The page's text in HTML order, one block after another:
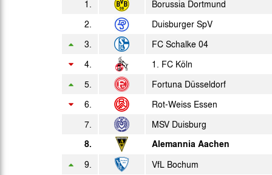
Sa. 01.06.1957
Mo. 10.06.1957
So. 30.06.1957
1. Borussia Dortmund
2. Duisburger SpV
3. FC Schalke 04
4. 1. FC Köln
5. Fortuna Düsseldorf
6. Rot-Weiss Essen
7. MSV Duisburg
8.
Alemannia Aachen
9. VfL Bochum